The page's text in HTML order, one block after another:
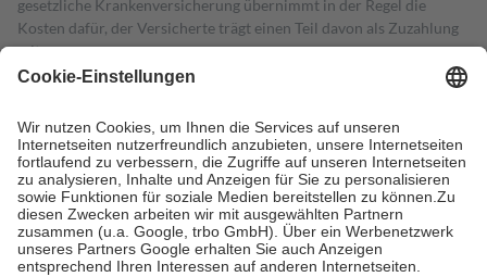
gesetzliche Krankenversicherung übernimmt in der Regel die
Kosten dafür, der Versicherte trägt einen Teil davon als Zuzahlung
mit.
Grundsätzlich leisten Mitglieder Zuzahlungen in Höhe von zehn
höchstens zehn Euro.
Es sind jedoch nie mehr als die tatsächlichen
Kosten der Leistung zu entrichten.
Diese Regeln gelten grundsätzlich auch für Online-Apotheken.
Bei Heilmitteln und häuslicher Krankenpflege beträgt die
Zuzahlung zehn Prozent der Kosten sowie zehn Euro je
Verordnung.
Um das Engagement der Versicherten für ihre eigene Gesundheit zu